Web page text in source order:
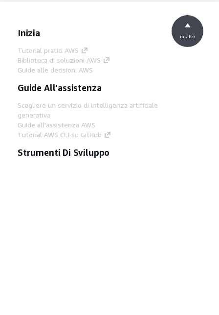
Inizia
Tutorial pratici AWS
Biblioteca di soluzioni AWS
Guide alle decisioni AWS
Guide All'assistenza
Scegliere un servizio di intelligenza artificiale
generativa
Guide all'assistenza AWS
Tutorial AWS CLI su GitHub
Strumenti Di Sviluppo
in alto